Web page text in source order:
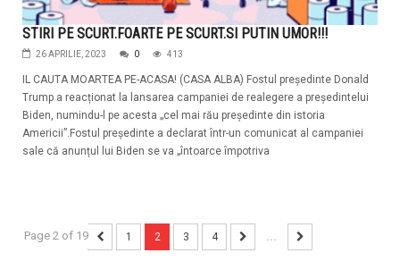
STIRI PE SCURT.FOARTE PE SCURT.SI PUTIN UMOR!!!
26 APRILIE, 2023 0 413
IL CAUTA MOARTEA PE-ACASA! (CASA ALBA) Fostul președinte Donald
Trump a reacționat la lansarea campaniei de realegere a președintelui
Biden, numindu-l pe acesta „cel mai rău președinte din istoria
Americii”.Fostul președinte a declarat într-un comunicat al campaniei
sale că anunțul lui Biden se va „întoarce împotriva
Page 2 of 19 1 2 3 4 ...